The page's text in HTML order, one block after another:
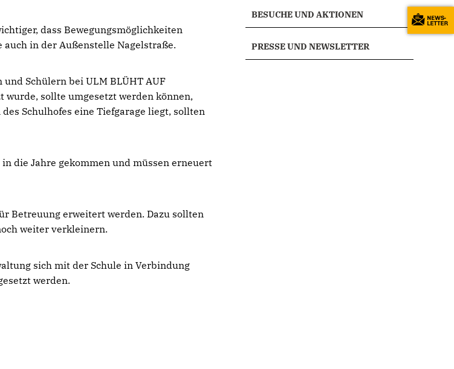
dass Bewegungsmöglichkeiten
in der Außenstelle Nagelstraße.
Schülern bei ULM BLÜHT AUF
sollte umgesetzt werden können,
Schulhofes eine Tiefgarage liegt, sollten
die Jahre gekommen und müssen erneuert
Betreuung erweitert werden. Dazu sollten
weiter verkleinern.
sich mit der Schule in Verbindung
werden.
BESUCHE UND AKTIONEN
PRESSE UND NEWSLETTER